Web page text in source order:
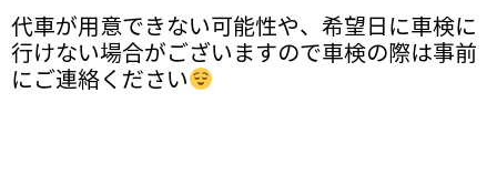
代車が用意できない可能性や、希望日に車検に
行けない場合がございますので車検の際は事前
にご連絡ください